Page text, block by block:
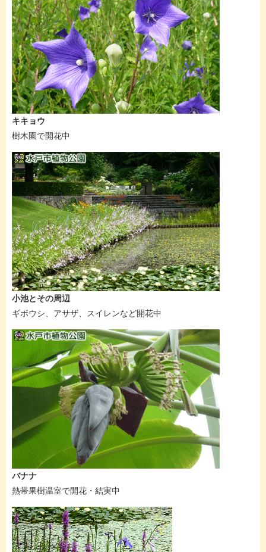
キキョウ
樹木園で開花中
小池とその周辺
ギボウシ、アサザ、スイレンなど開花中
バナナ
熱帯果樹温室で開花・結実中